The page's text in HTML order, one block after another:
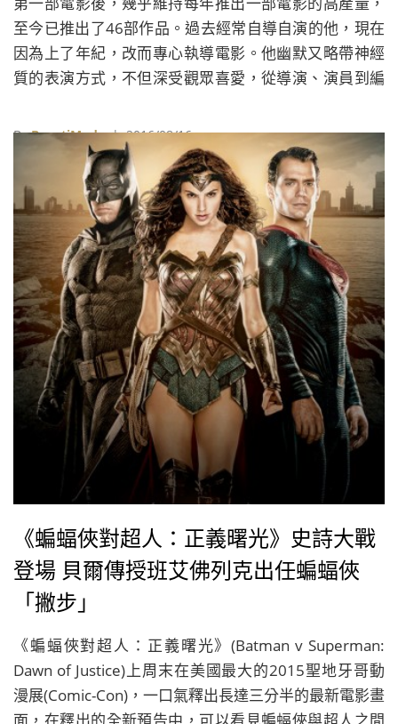
至今已推出了46部作品。過去經常自導自演的他，現在
因為上了年紀，改而專心執導電影。他幽默又略帶神經
質的表演方式，不但深受觀眾喜愛，從導演、演員到編
獎及一次最佳導演獎的肯定。
ByBeautiMode| 2016/08/16
《蝙蝠俠對超人：正義曙光》史詩大戰
登場 貝爾傳授班艾佛列克出任蝙蝠俠
「撇步」
《蝙蝠俠對超人：正義曙光》(Batman v Superman:
Dawn of Justice)上周末在美國最大的2015聖地牙哥動
漫展(Comic-Con)，一口氣釋出長達三分半的最新電影畫